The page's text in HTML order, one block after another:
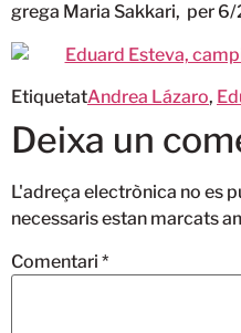
grega Maria Sakkari, per 6/
EtiquetatAndrea Lázaro,
Deixa un
L'adreça electrònica no es
necessaris estan marcats
Comentari *